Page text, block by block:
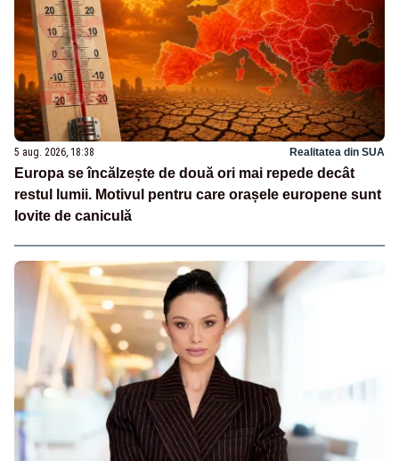
5 aug. 2026, 18:38 Realitatea din SUA
Europa se încălzește de două ori mai repede decât
restul lumii. Motivul pentru care orașele europene sunt
lovite de caniculă